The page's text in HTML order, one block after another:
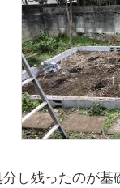
し残ったのが基